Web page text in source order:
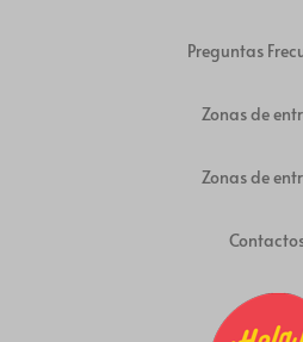
Preguntas
Zonas de
Zonas de